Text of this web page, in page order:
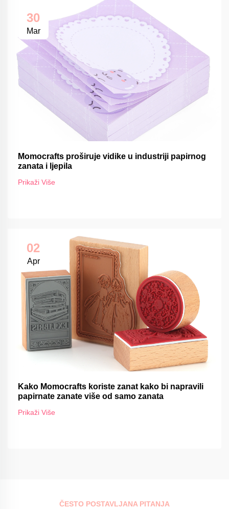
30
Mar
Momocrafts proširuje vidike u industriji papirnog
zanata i ljepila
Prikaži Više
02
Apr
Kako Momocrafts koriste zanat kako bi napravili
papirnate zanate više od samo zanata
Prikaži Više
ČESTO POSTAVLJANA PITANJA